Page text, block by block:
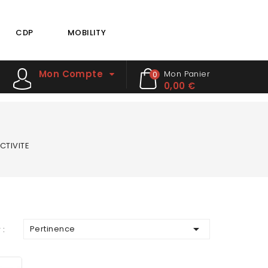
CDP MOBILITY
Mon Panier
0,00 €
0
Mon Compte
Pertinence 